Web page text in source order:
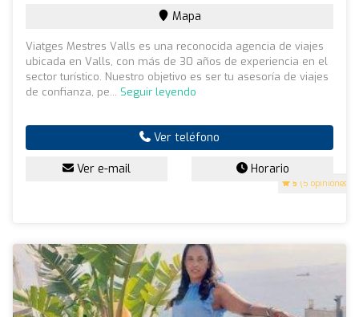
5 (5 opiniones)
Mapa
Viatges Mestres Valls es una reconocida agencia de viajes
ubicada en Valls, con más de 30 años de experiencia en el
sector turístico. Nuestro objetivo es ser tu asesoría de viajes
de confianza, pe... Seguir leyendo
Ver teléfono
Ver e-mail Horario